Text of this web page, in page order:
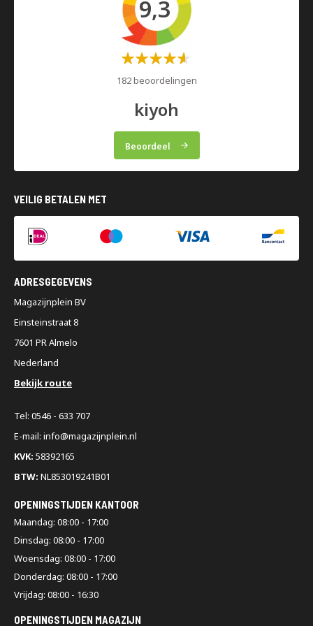
9,3
Waardering:
182 beoordelingen
kiyoh
Beoordeel
VEILIG BETALEN MET
ADRESGEGEVENS
Magazijnplein BV
Einsteinstraat 8
7601 PR Almelo
Nederland
Bekijk route
Tel: 0546 - 633 707
E-mail: info@magazijnplein.nl
KVK: 58392165
BTW: NL853019241B01
OPENINGSTIJDEN KANTOOR
Maandag: 08:00 - 17:00
Dinsdag: 08:00 - 17:00
Woensdag: 08:00 - 17:00
Donderdag: 08:00 - 17:00
Vrijdag: 08:00 - 16:30
OPENINGSTIJDEN MAGAZIJN